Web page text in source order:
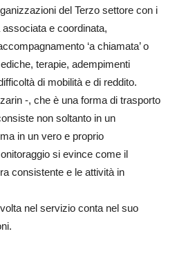
del Terzo settore con i
e coordinata,
‘a chiamata’ o
terapie, adempimenti
di mobilità e di reddito.
-, che è una forma di trasporto
non soltanto in un
in un vero e proprio
si evince come il
consistente e le attività in
nel servizio conta nel suo